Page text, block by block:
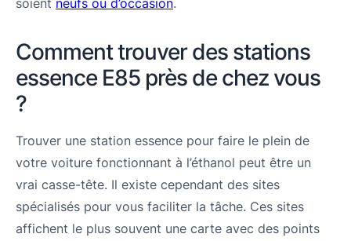
soient neufs ou d’occasion.
Comment trouver des stations
essence E85 près de chez vous
?
Trouver une station essence pour faire le plein de
votre voiture fonctionnant à l’éthanol peut être un
vrai casse-tête. Il existe cependant des sites
spécialisés pour vous faciliter la tâche. Ces sites
affichent le plus souvent une carte avec des points